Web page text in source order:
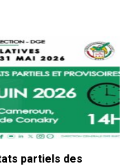
partiels des